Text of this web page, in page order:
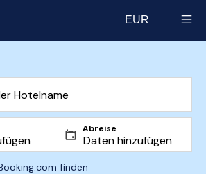
EUR
Abreise
finden